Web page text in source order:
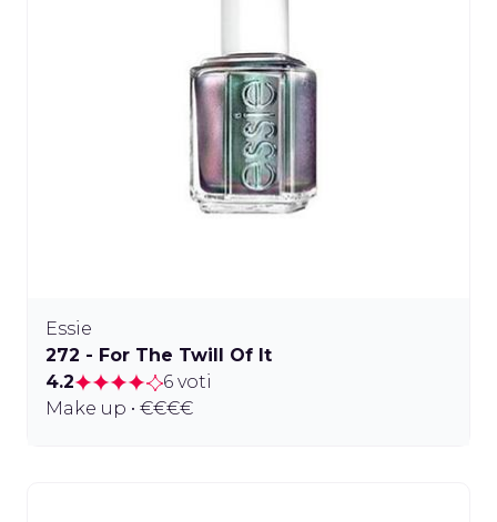
Essie
272 - For The Twill Of It
4.2
6 voti
Make up • €€€€